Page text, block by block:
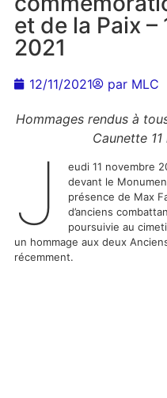
et de la Paix –
2021
12/11/2021 parMLC
Hommages rendus à
Caunette
J
eudi 11 novembre
devant le
présence de Max
d’anciens
poursuivie au
un hommage aux deux
récemment.